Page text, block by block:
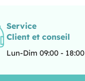
Service
Client et conseil
Lun-Dim 09:00 - 18:00